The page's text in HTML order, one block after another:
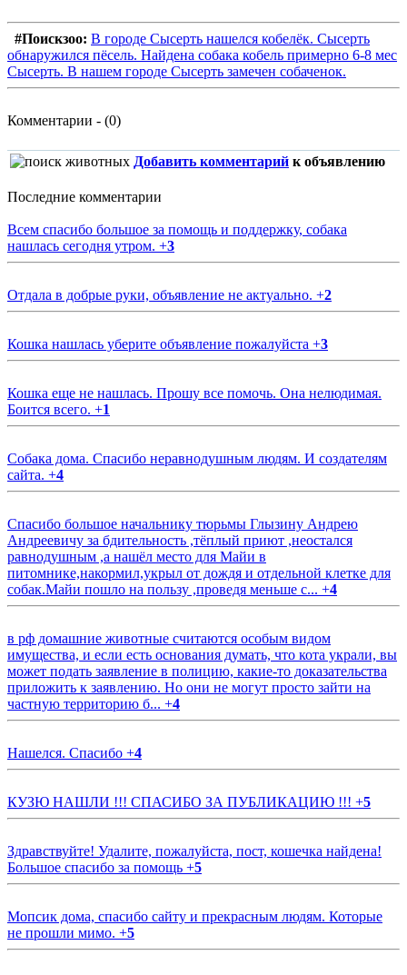
#Поискзоо: В городе Сысерть нашелся кобелёк. Сысерть
обнаружился пёсель. Найдена собака кобель примерно 6-8 мес
Сысерть. В нашем городе Сысерть замечен собаченок.
Комментарии - (0)
Добавить комментарий к объявлению
Последние комментарии
Всем спасибо большое за помощь и поддержку, собака
нашлась сегодня утром. +3
Отдала в добрые руки, объявление не актуально. +2
Кошка нашлась уберите объявление пожалуйста +3
Кошка еще не нашлась. Прошу все помочь. Она нелюдимая.
Боится всего. +1
Собака дома. Спасибо неравнодушным людям. И создателям
сайта. +4
Спасибо большое начальнику тюрьмы Глызину Андрею
Андреевичу за бдительность ,тёплый приют ,неостался
равнодушным ,а нашёл место для Майи в
питомнике,накормил,укрыл от дождя и отдельной клетке для
собак.Майи пошло на пользу ,проведя меньше с... +4
в рф домашние животные считаются особым видом
имущества, и если есть основания думать, что кота украли, вы
может подать заявление в полицию, какие-то доказательства
приложить к заявлению. Но они не могут просто зайти на
частную территорию б... +4
Нашелся. Спасибо +4
КУЗЮ НАШЛИ !!! СПАСИБО ЗА ПУБЛИКАЦИЮ !!! +5
Здравствуйте! Удалите, пожалуйста, пост, кошечка найдена!
Большое спасибо за помощь +5
Мопсик дома, спасибо сайту и прекрасным людям. Которые
не прошли мимо. +5